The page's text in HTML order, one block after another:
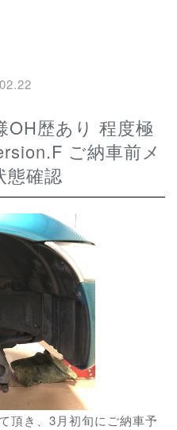
ご納車前メ
態確認
頂き、3月初旬にご納車予